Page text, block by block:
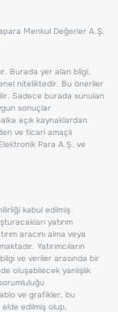
Menkul Değerler A.Ş.
Burada yer alan bilgi,
niteliktedir. Bu öneriler
Sadece burada sunulan
sonuçlar
açık kaynaklardan
ve ticari amaçlı
Para A.Ş. ve
kabul edilmiş
yatırım
aracını alma veya
Yatırımcıların
ve veriler arasında bir
oluşabilecek yanlışlık
ve grafikler, bu
edilmiş olup,